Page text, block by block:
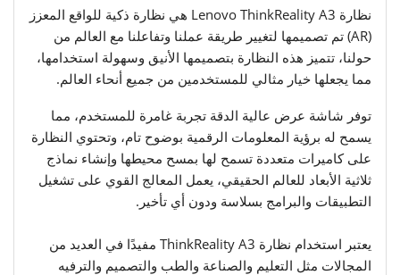
نظارة Lenovo ThinkReality A3 هي نظارة ذكية للواقع المعزز
(AR) تم تصميمها لتغيير طريقة عملنا وتفاعلنا مع العالم من
حولنا، تتميز هذه النظارة بتصميمها الأنيق وسهولة استخدامها،
مما يجعلها خيار مثالي للمستخدمين من جميع أنحاء العالم.
توفر شاشة عرض عالية الدقة تجربة غامرة للمستخدم، مما
يسمح له برؤية المعلومات الرقمية بوضوح تام، وتحتوي النظارة
على كاميرات متعددة تسمح لها بمسح محيطها وإنشاء نماذج
ثلاثية الأبعاد للعالم الحقيقي، يعمل المعالج القوي على تشغيل
التطبيقات والبرامج بسلاسة ودون أي تأخير.
يعتبر استخدام نظارة ThinkReality A3 مفيدًا في العديد من
المجالات مثل التعليم والصناعة والطب والتصميم والترفيه